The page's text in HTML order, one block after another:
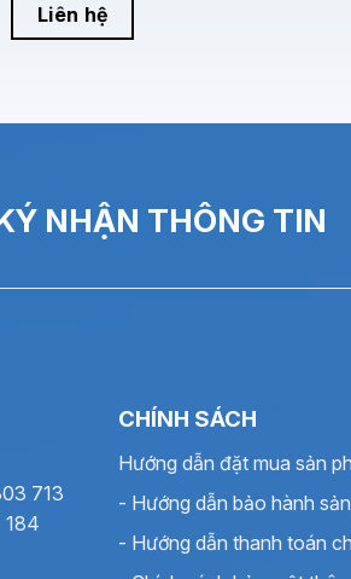
Chi tiết thông số
Mực gốc nước, màu xanh dương
600 dpi (Khuyến nghị 300×300 dpi)
11.0 V
Lên đến 1 giờ
40 mL (theo chiều dọc)
12 tháng kể từ ngày nạp mực
Liên hệ
NHẬN THÔNG TIN
713
184
CHÍNH SÁCH
Hướng dẫn đặt mua sản
- Hướng dẫn bảo hành
- Hướng dẫn thanh toán